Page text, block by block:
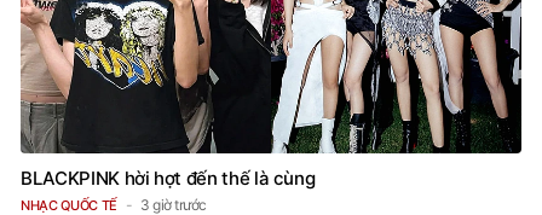
BLACKPINK hời hợt đến thế là cùng
NHẠC QUỐC TẾ 3 giờ trước